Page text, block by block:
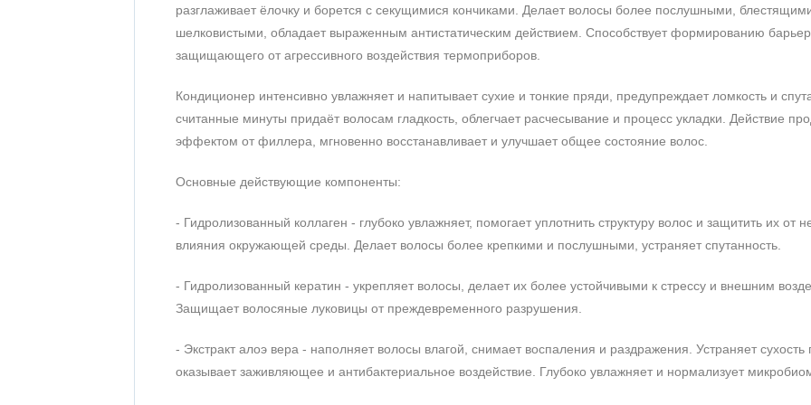
разглаживает ёлочку и борется с секущимися кончиками. Делает волосы более послушными,
шелковистыми, обладает выраженным антистатическим действием. Способствует формированию
защищающего от агрессивного воздействия термоприборов.
Кондиционер интенсивно увлажняет и напитывает сухие и тонкие пряди, предупреждает ломкость и
считанные минуты придаёт волосам гладкость, облегчает расчесывание и процесс укладки. Действие
эффектом от филлера, мгновенно восстанавливает и улучшает общее состояние волос.
Основные действующие компоненты:
- Гидролизованный коллаген - глубоко увлажняет, помогает уплотнить структуру волос и защитить их от
влияния окружающей среды. Делает волосы более крепкими и послушными, устраняет спутанность.
- Гидролизованный кератин - укрепляет волосы, делает их более устойчивыми к стрессу и внешним
Защищает волосяные луковицы от преждевременного разрушения.
- Экстракт алоэ вера - наполняет волосы влагой, снимает воспаления и раздражения. Устраняет сухость
оказывает заживляющее и антибактериальное воздействие. Глубоко увлажняет и нормализует
На основании 1 отзыва
1
0%
3
0%
4
0%
5
100%
Ева 30.01.2025